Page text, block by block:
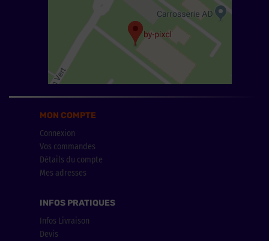
MON COMPTE
Connexion
Vos commandes
Détails du compte
Mes adresses
INFOS PRATIQUES
Infos Livraison
Devis